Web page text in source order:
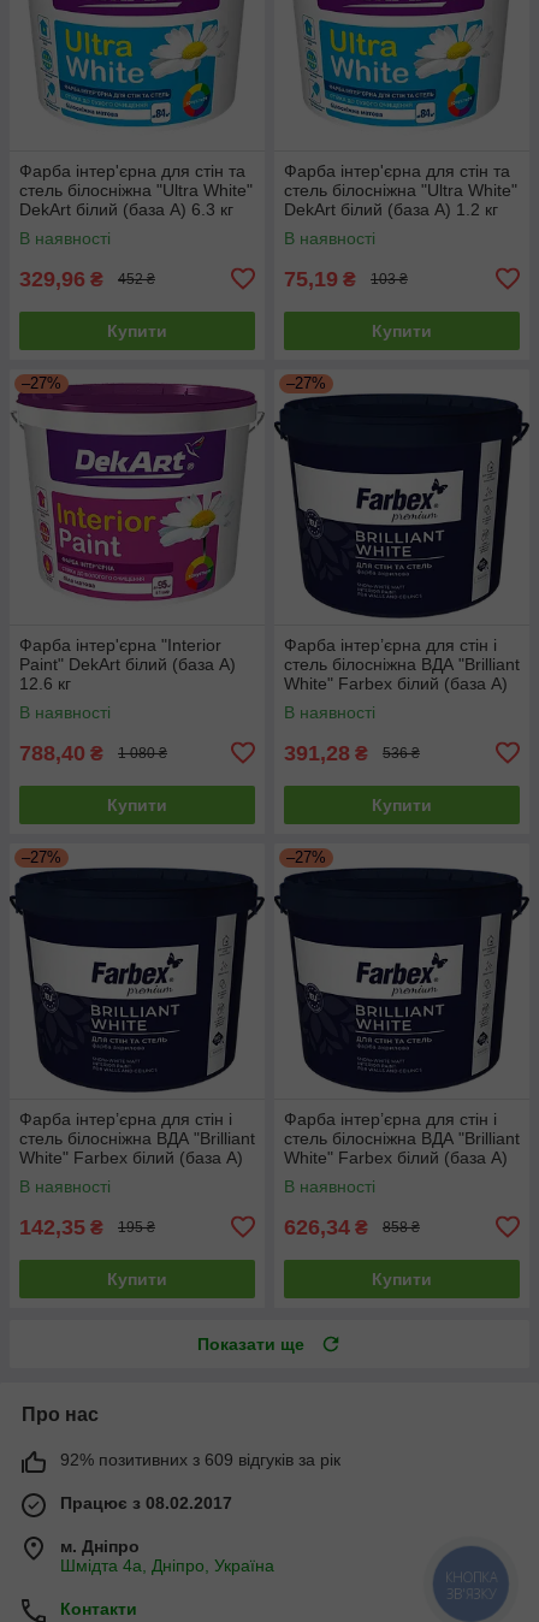
Фарба інтер'єрна для стін та
стель білосніжна "Ultra White"
DekArt білий (база А) 6.3 кг
В наявності
329,96 ₴ 452 ₴
Купити
Фарба інтер'єрна для стін та
стель білосніжна "Ultra White"
DekArt білий (база А) 1.2 кг
В наявності
75,19 ₴ 103 ₴
Купити
–27%
Фарба інтер'єрна "Interior
Paint" DekArt білий (база А)
12.6 кг
В наявності
788,40 ₴ 1 080 ₴
Купити
–27%
Фарба інтер’єрна для стін і
стель білосніжна ВДА "Brilliant
White" Farbex білий (база А)
4.2 кг
В наявності
391,28 ₴ 536 ₴
Купити
–27%
Фарба інтер’єрна для стін і
стель білосніжна ВДА "Brilliant
White" Farbex білий (база А)
1.4 кг
В наявності
142,35 ₴ 195 ₴
Купити
–27%
Фарба інтер’єрна для стін і
стель білосніжна ВДА "Brilliant
White" Farbex білий (база А)
7 кг
В наявності
626,34 ₴ 858 ₴
Купити
Показати ще
Про нас
92% позитивних з 609 відгуків за рік
Працює з 08.02.2017
м. Дніпро
Шмідта 4а, Дніпро, Україна
Контакти
КНОПКА
ЗВ'ЯЗКУ